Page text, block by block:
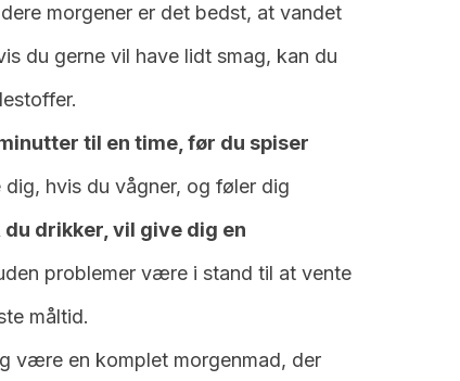
morgener er det bedst, at vandet
du gerne vil have lidt smag, kan du
til en time, før du spiser
hvis du vågner, og føler dig
drikker, vil give dig en
problemer være i stand til at vente
måltid.
være en komplet morgenmad, der